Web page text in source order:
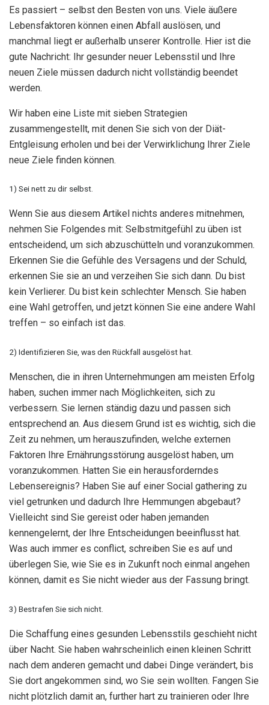
Es passiert – selbst den Besten von uns. Viele äußere
Lebensfaktoren können einen Abfall auslösen, und
manchmal liegt er außerhalb unserer Kontrolle. Hier ist die
gute Nachricht: Ihr gesunder neuer Lebensstil und Ihre
neuen Ziele müssen dadurch nicht vollständig beendet
werden.
Wir haben eine Liste mit sieben Strategien
zusammengestellt, mit denen Sie sich von der Diät-
Entgleisung erholen und bei der Verwirklichung Ihrer Ziele
neue Ziele finden können.
1) Sei nett zu dir selbst.
Wenn Sie aus diesem Artikel nichts anderes mitnehmen,
nehmen Sie Folgendes mit: Selbstmitgefühl zu üben ist
entscheidend, um sich abzuschütteln und voranzukommen.
Erkennen Sie die Gefühle des Versagens und der Schuld,
erkennen Sie sie an und verzeihen Sie sich dann. Du bist
kein Verlierer. Du bist kein schlechter Mensch. Sie haben
eine Wahl getroffen, und jetzt können Sie eine andere Wahl
treffen – so einfach ist das.
2) Identifizieren Sie, was den Rückfall ausgelöst hat.
Menschen, die in ihren Unternehmungen am meisten Erfolg
haben, suchen immer nach Möglichkeiten, sich zu
verbessern. Sie lernen ständig dazu und passen sich
entsprechend an. Aus diesem Grund ist es wichtig, sich die
Zeit zu nehmen, um herauszufinden, welche externen
Faktoren Ihre Ernährungsstörung ausgelöst haben, um
voranzukommen. Hatten Sie ein herausforderndes
Lebensereignis? Haben Sie auf einer Social gathering zu
viel getrunken und dadurch Ihre Hemmungen abgebaut?
Vielleicht sind Sie gereist oder haben jemanden
kennengelernt, der Ihre Entscheidungen beeinflusst hat.
Was auch immer es conflict, schreiben Sie es auf und
überlegen Sie, wie Sie es in Zukunft noch einmal angehen
können, damit es Sie nicht wieder aus der Fassung bringt.
3) Bestrafen Sie sich nicht.
Die Schaffung eines gesunden Lebensstils geschieht nicht
über Nacht. Sie haben wahrscheinlich einen kleinen Schritt
nach dem anderen gemacht und dabei Dinge verändert, bis
Sie dort angekommen sind, wo Sie sein wollten. Fangen Sie
nicht plötzlich damit an, further hart zu trainieren oder Ihre